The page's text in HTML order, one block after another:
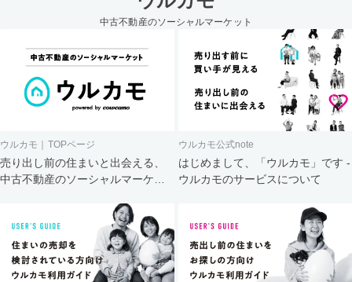
中古不動産のソーシャルマーケット
ウルカモ｜TOPページ
売り出し前の住まいと出会える、
中古不動産のソーシャルマーケッ
ウルカモ公式note
はじめまして、「ウルカモ」です -
ウルカモのサービスについて